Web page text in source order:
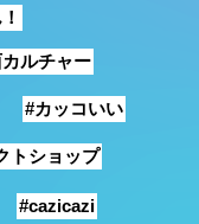
ルチャー
#カッコいい
トショップ
#cazicazi